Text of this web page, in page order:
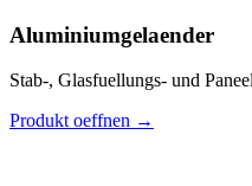
Aluminiumgelaender
Stab-, Glasfuellungs- und
Produkt oeffnen →